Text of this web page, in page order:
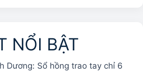
NỔI BẬT
Dương: Sổ hồng trao tay chỉ 6